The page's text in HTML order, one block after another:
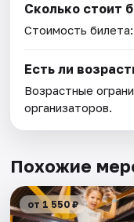
Сколько стоит
Стоимость
Есть ли
Возрастные
организаторов.
Похожие
от 1 550 ₽